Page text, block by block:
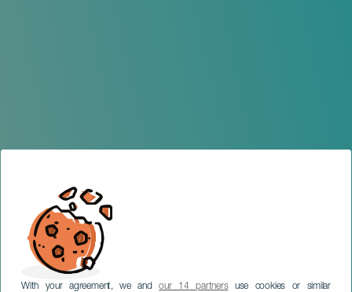
With your agreement, we andour 14 partnersuse cookies or similar